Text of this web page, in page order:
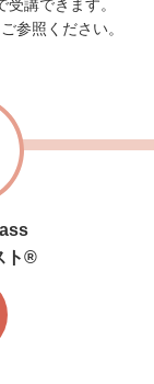
講できます。
参照ください。
ト®